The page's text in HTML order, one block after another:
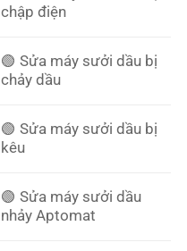
chập điện
🟢 Sửa máy sưởi dầu bị
chảy dầu
🟢 Sửa máy sưởi dầu bị
kêu
🟢 Sửa máy sưởi dầu
nhảy Aptomat